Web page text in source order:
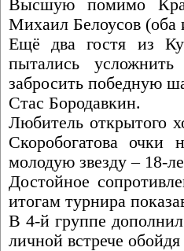
Высшую помимо
Михаил Белоусов (оба
Ещё два гостя из
пытались
забросить победную
Стас Бородавкин.
Любитель открытого
Скоробогатова очки
молодую звезду – 18-
Достойное
итогам турнира
В 4-й группе
личной встрече